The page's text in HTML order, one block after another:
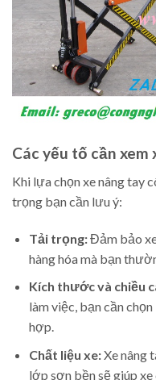
Các yếu tố cần
Khi lựa chọn xe nâng tay
trọng bạn cần lưu ý:
Tải trọng:Đảm bảo
hàng hóa mà bạn
Kích thước và chiều
làm việc, bạn cần
hợp.
Chất liệu xe:Xe nâng
lớp sơn bền sẽ giúp